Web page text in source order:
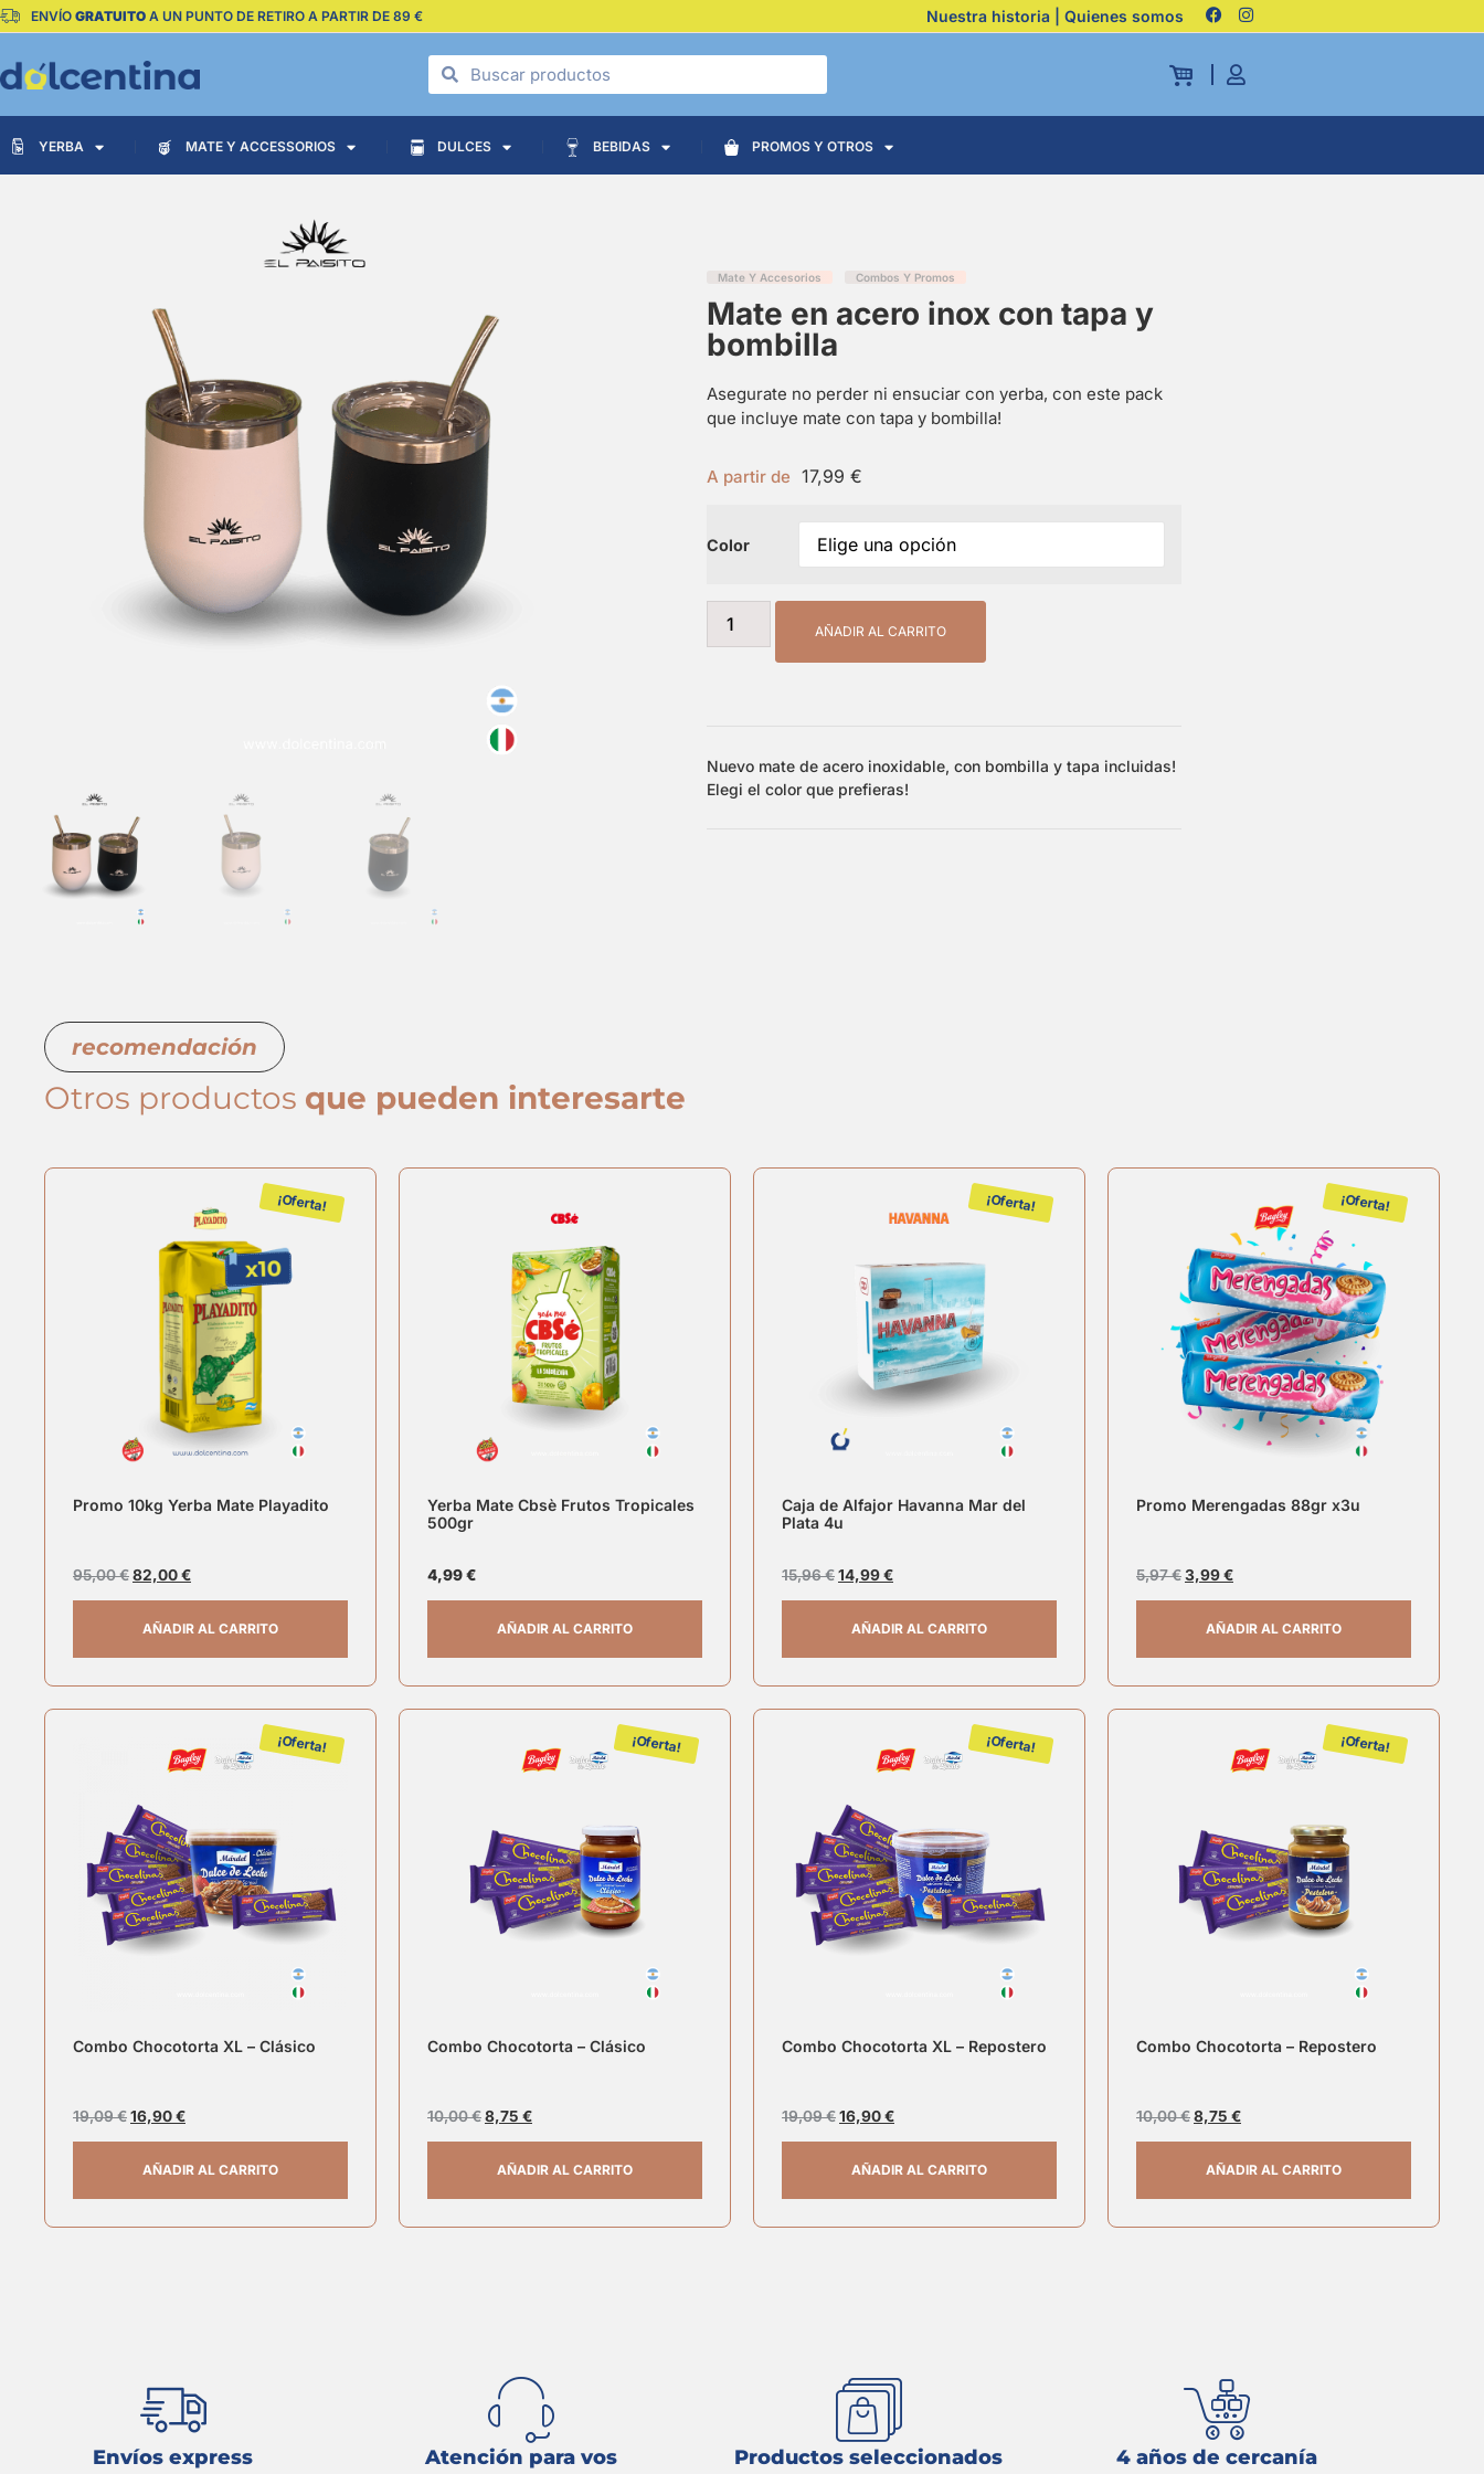
ENVÍO GRATUITO A UN PUNTO DE RETIRO A PARTIR DE 89 € Nuestra historia | Quienes somos
YERBA MATE Y ACCESSORIOS DULCES BEBIDAS PROMOS Y OTROS
Mate Y Accesorios Combos Y Promos
Mate en acero inox con tapa y
bombilla
Asegurate no perder ni ensuciar con yerba, con este pack
que incluye mate con tapa y bombilla!
A partir de 17,99 €
Color
AÑADIR AL CARRITO
Nuevo mate de acero inoxidable, con bombilla y tapa incluidas!
Elegi el color que prefieras!
recomendación
Otros productos que pueden interesarte
¡Oferta!
Promo 10kg Yerba Mate Playadito
95,00€82,00€
AÑADIR AL CARRITO
Yerba Mate Cbsè Frutos Tropicales
500gr
4,99€
AÑADIR AL CARRITO
¡Oferta!
Caja de Alfajor Havanna Mar del
Plata 4u
15,96€14,99€
AÑADIR AL CARRITO
¡Oferta!
Promo Merengadas 88gr x3u
5,97€3,99€
AÑADIR AL CARRITO
¡Oferta!
Combo Chocotorta XL – Clásico
19,09€16,90€
AÑADIR AL CARRITO
¡Oferta!
Combo Chocotorta – Clásico
10,00€8,75 €
AÑADIR AL CARRITO
¡Oferta!
Combo Chocotorta XL – Repostero
19,09€16,90€
AÑADIR AL CARRITO
¡Oferta!
Combo Chocotorta – Repostero
10,00€8,75 €
AÑADIR AL CARRITO
Envíos express Atención para vos Productos seleccionados 4 años de cercanía